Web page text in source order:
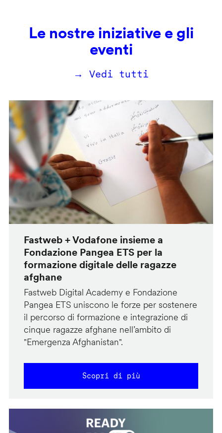
Le nostre iniziative e gli
eventi
→ Vedi tutti
Fastweb + Vodafone insieme a
Fondazione Pangea ETS per la
formazione digitale delle ragazze
afghane
Fastweb Digital Academy e Fondazione
Pangea ETS uniscono le forze per sostenere
il percorso di formazione e integrazione di
cinque ragazze afghane nell’ambito di
"Emergenza Afghanistan".
Scopri di più